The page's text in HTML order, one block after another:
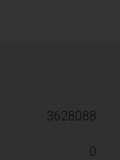
3628088
0